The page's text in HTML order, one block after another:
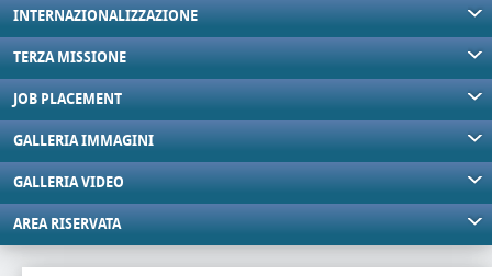
INTERNAZIONALIZZAZIONE
TERZA MISSIONE
JOB PLACEMENT
GALLERIA IMMAGINI
GALLERIA VIDEO
AREA RISERVATA